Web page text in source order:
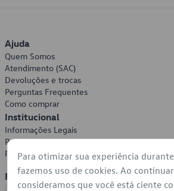
Ajuda
Quem Somos
Atendimento (SAC)
Devoluções e trocas
Perguntas Frequentes
Como comprar
Institucional
Informações Legais
Política de Privacidade
Política de Cookies
Formas de Pagamento
Para otimizar sua experiência
fazemos uso de cookies. Ao
consideramos que você está ciente